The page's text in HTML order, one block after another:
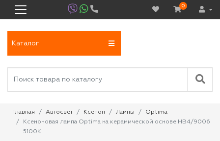
0
Каталог
Главная Автосвет Ксенон Лампы
Optima
Ксеноновая лампа Optima на керамической основе HB4/9006
5100K